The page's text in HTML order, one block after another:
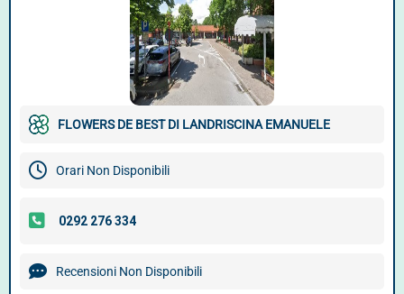
FLOWERS DE BEST DI LANDRISCINA EMANUELE
Orari Non Disponibili
Recensioni Non Disponibili